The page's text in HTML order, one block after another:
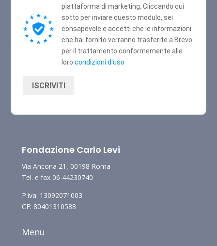
piattaforma di marketing. Cliccando qui
sotto per inviare questo modulo, sei
consapevole e accetti che le informazioni
che hai fornito verranno trasferite a Brevo
per il trattamento conformemente alle
loro condizioni d'uso
ISCRIVITI
Fondazione Carlo Levi
Via Ancona 21, 00198 Roma
Tel. e fax 06 44230740
P.iva: 13092071003
CF: 80401310588
Menu